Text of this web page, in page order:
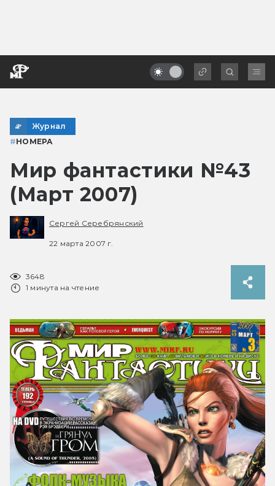
Журнал
#НОМЕРА
Мир фантастики №43
(Март 2007)
Сергей Серебрянский
22 марта 2007 г.
3648
1 минута на чтение